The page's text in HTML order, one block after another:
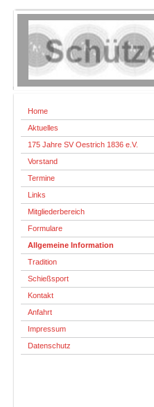
Home
Aktuelles
175 Jahre SV Oestrich 1836 e.V.
Vorstand
Termine
Links
Mitgliederbereich
Formulare
Allgemeine Information
Tradition
Schießsport
Kontakt
Anfahrt
Impressum
Datenschutz